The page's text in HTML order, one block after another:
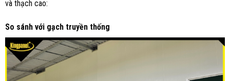
và thạch cao:
So sánh với gạch truyền thống